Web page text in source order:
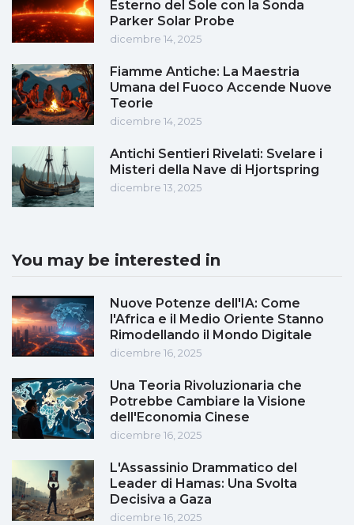
Esterno del Sole con la Sonda
Parker Solar Probe
dicembre 14, 2025
Fiamme Antiche: La Maestria
Umana del Fuoco Accende Nuove
Teorie
dicembre 14, 2025
Antichi Sentieri Rivelati: Svelare i
Misteri della Nave di Hjortspring
dicembre 13, 2025
You may be interested in
Nuove Potenze dell'IA: Come
l'Africa e il Medio Oriente Stanno
Rimodellando il Mondo Digitale
dicembre 16, 2025
Una Teoria Rivoluzionaria che
Potrebbe Cambiare la Visione
dell'Economia Cinese
dicembre 16, 2025
L'Assassinio Drammatico del
Leader di Hamas: Una Svolta
Decisiva a Gaza
dicembre 16, 2025